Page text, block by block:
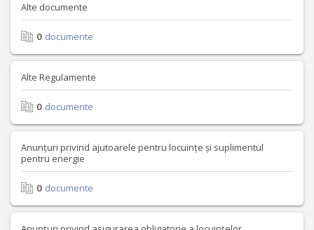
Alte documente
0 documente
Alte Regulamente
0 documente
Anunțuri privind ajutoarele pentru locuințe și suplimentul
pentru energie
0 documente